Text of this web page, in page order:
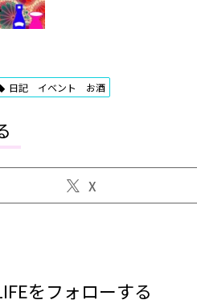
日記 イベント お酒
X
をフォローする